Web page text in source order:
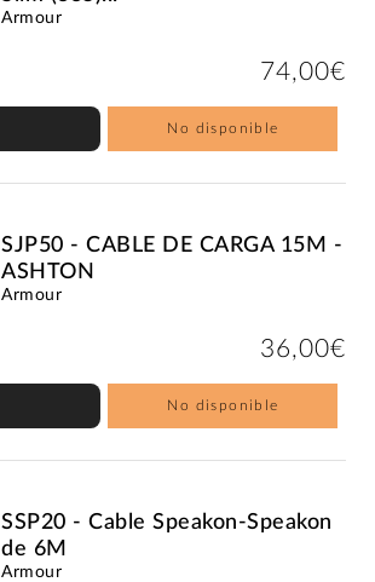
Armour
74,00€
No disponible
SJP50 - CABLE DE CARGA 15M -
ASHTON
Armour
36,00€
No disponible
SSP20 - Cable Speakon-Speakon
de 6M
Armour